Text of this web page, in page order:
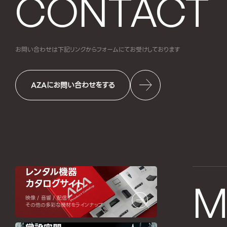
CONTACT
お問い合わせは下記リンクからフォームにてお受けしております
AZAにお問い合わせをする
レンタル機器
カタログサイト
映像 / 音響 / 配信 /
その他の多彩な機材をラインナップ